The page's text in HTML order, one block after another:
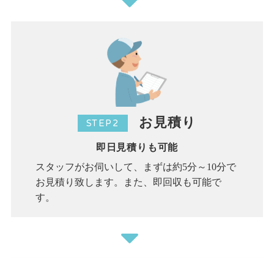
STEP2 お見積り
即日見積りも可能
スタッフがお伺いして、まずは約5分～10分で
お見積り致します。また、即回収も可能で
す。